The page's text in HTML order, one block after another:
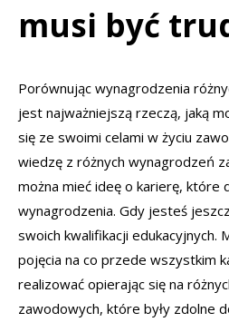
musi być
Porównując wynagrodzenia
jest najważniejszą rzeczą, jaką
się ze swoimi celami w życiu
wiedzę z różnych wynagrodzeń
można mieć ideę o karierę, które
wynagrodzenia. Gdy jesteś
swoich kwalifikacji edukacyjnych.
pojęcia na co przede wszystkim
realizować opierając się na
zawodowych, które były zdolne